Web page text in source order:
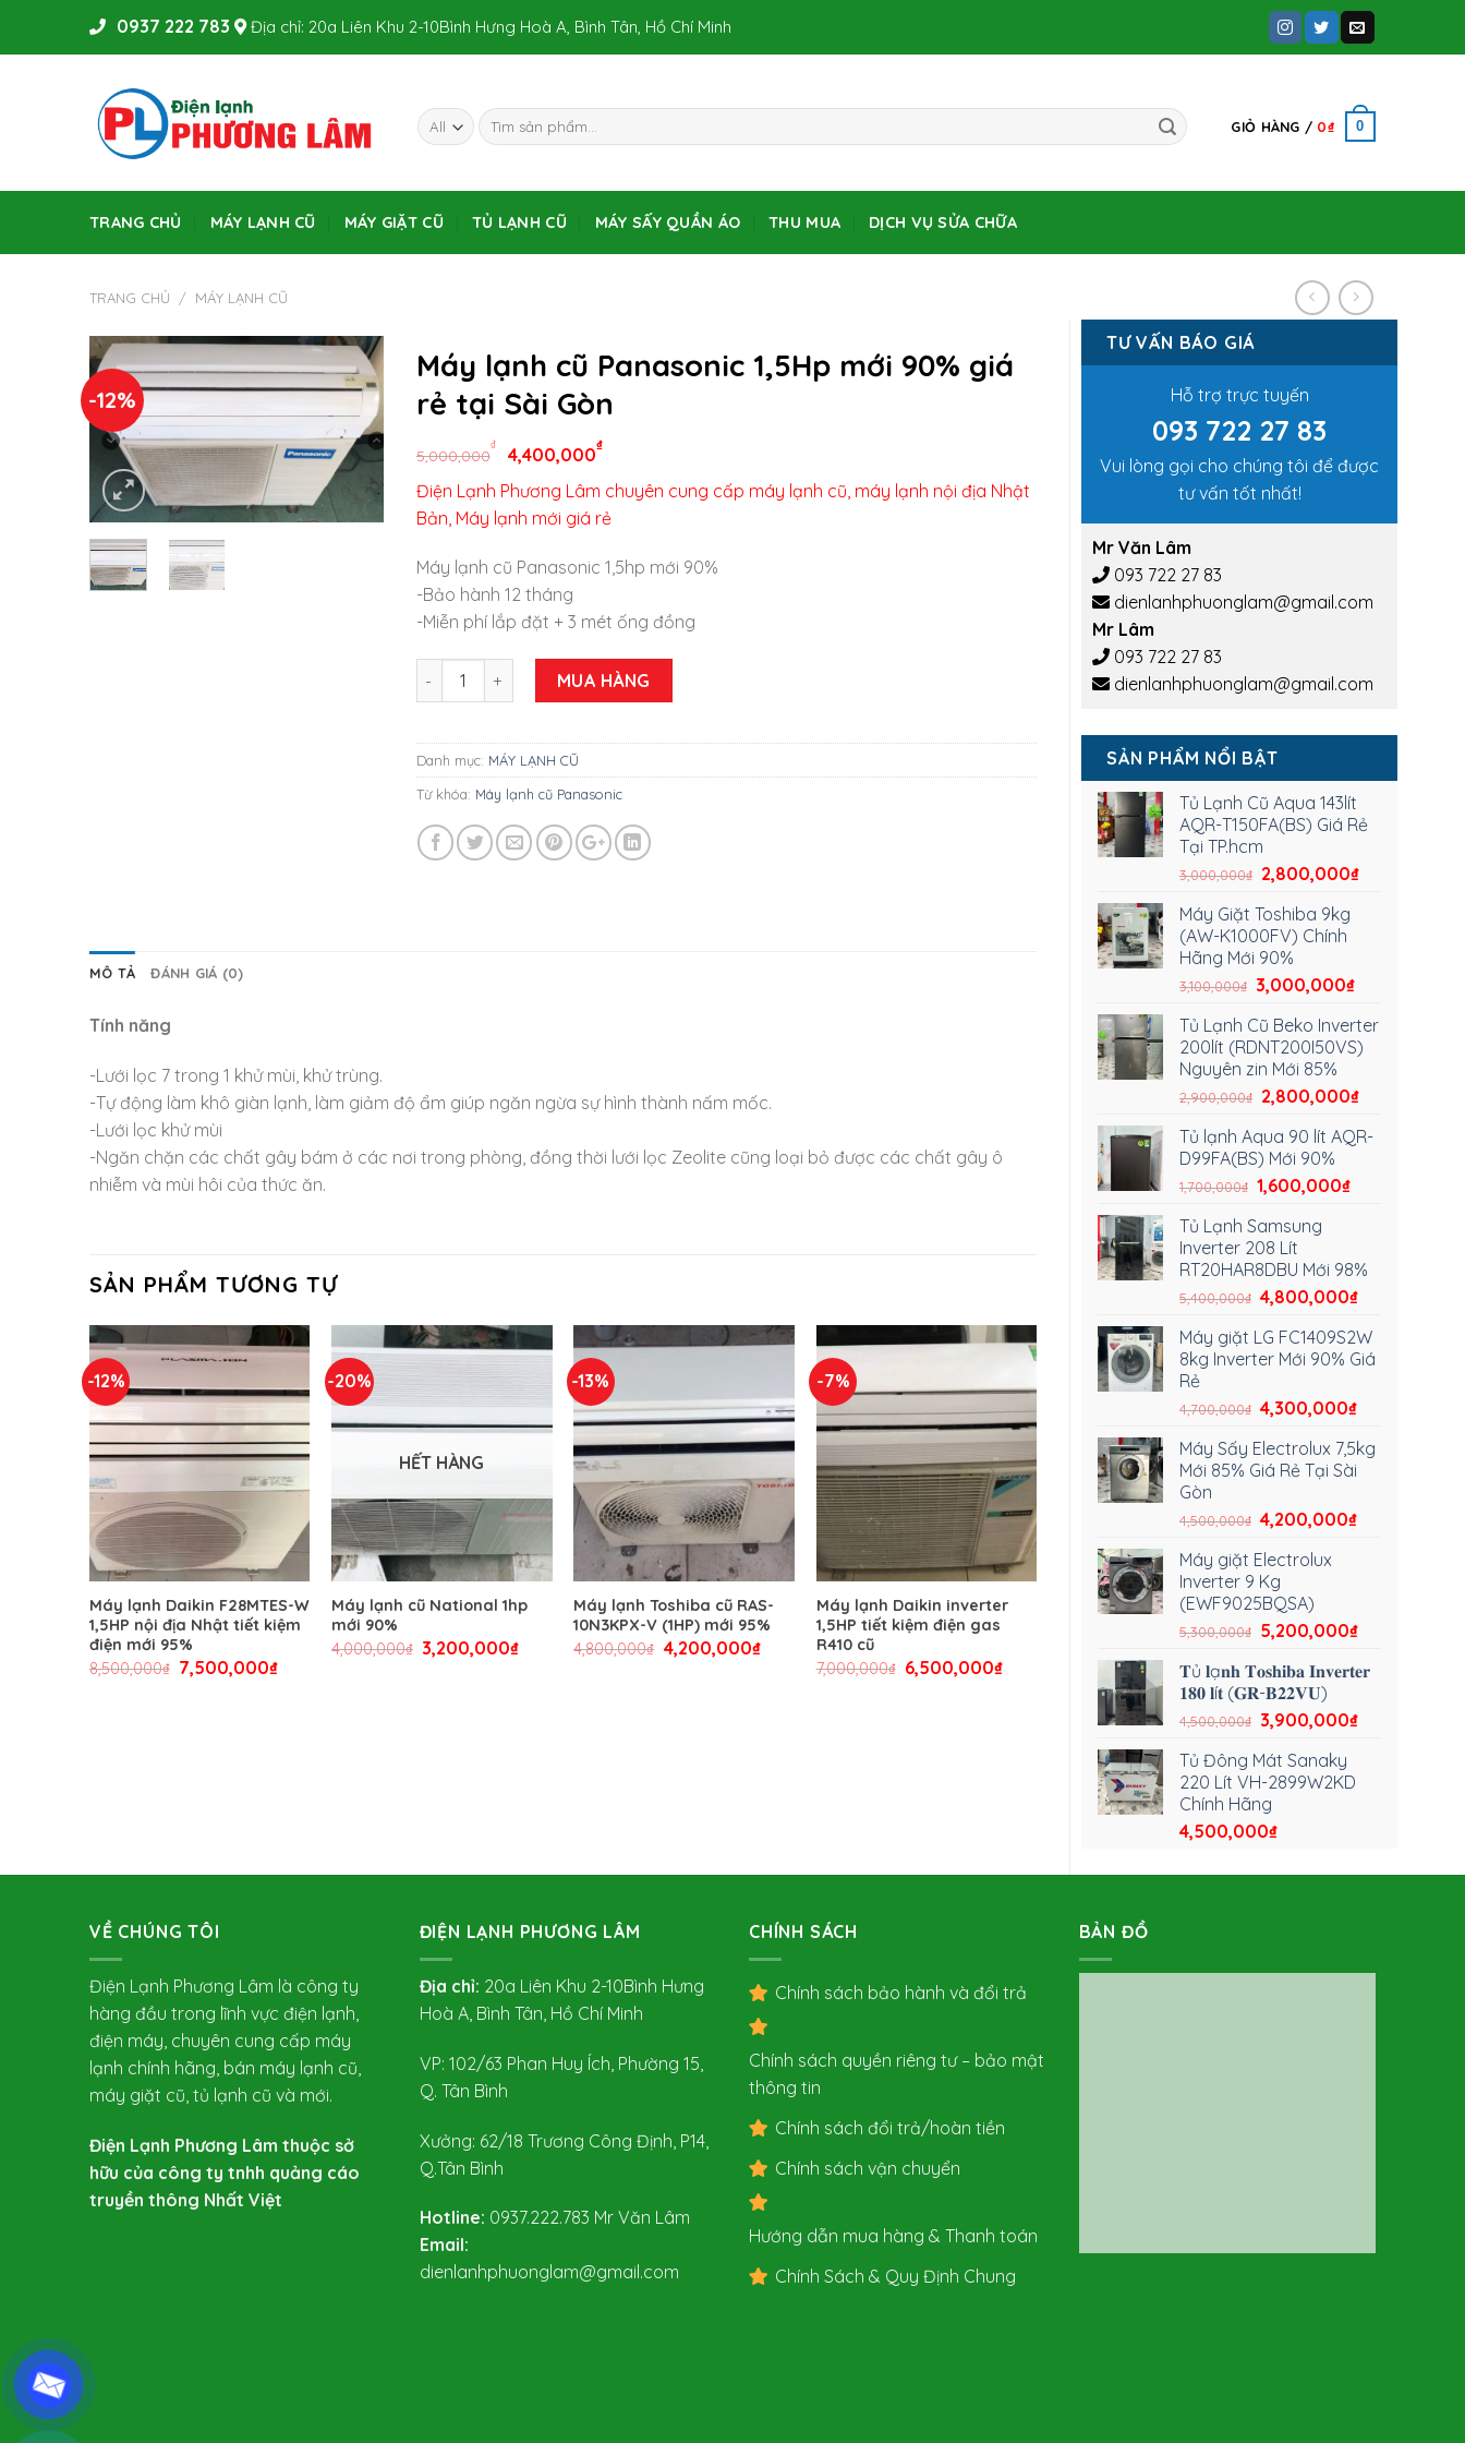
0937 222 783 Địa chỉ: 20a Liên Khu 2-10Bình Hưng Hoà A, Bình Tân, Hồ Chí Minh
GIỎ HÀNG / 0₫ 0
TRANG CHỦ MÁY LẠNH CŨ MÁY GIẶT CŨ TỦ LẠNH CŨ MÁY SẤY QUẦN ÁO THU MUA DỊCH VỤ SỬA CHỮA
TRANG CHỦ / MÁY LẠNH CŨ
TƯ VẤN BÁO GIÁ
Hỗ trợ trực tuyến
093 722 27 83
Vui lòng gọi cho chúng tôi để được
tư vấn tốt nhất!
Mr Văn Lâm
093 722 27 83
dienlanhphuonglam@gmail.com
Mr Lâm
093 722 27 83
dienlanhphuonglam@gmail.com
SẢN PHẨM NỔI BẬT
Tủ Lạnh Cũ Aqua 143lít
AQR-T150FA(BS) Giá Rẻ
Tại TP.hcm
3,000,000₫ 2,800,000₫
Máy Giặt Toshiba 9kg
(AW-K1000FV) Chính
Hãng Mới 90%
3,100,000₫ 3,000,000₫
Tủ Lạnh Cũ Beko Inverter
200lít (RDNT200I50VS)
Nguyên zin Mới 85%
2,900,000₫ 2,800,000₫
Tủ lạnh Aqua 90 lít AQR-
D99FA(BS) Mới 90%
1,700,000₫ 1,600,000₫
Tủ Lạnh Samsung
Inverter 208 Lít
RT20HAR8DBU Mới 98%
5,400,000₫ 4,800,000₫
Máy giặt LG FC1409S2W
8kg Inverter Mới 90% Giá
Rẻ
4,700,000₫ 4,300,000₫
Máy Sấy Electrolux 7,5kg
Mới 85% Giá Rẻ Tại Sài
Gòn
4,500,000₫ 4,200,000₫
Máy giặt Electrolux
Inverter 9 Kg
(EWF9025BQSA)
5,300,000₫ 5,200,000₫
𝐓ủ 𝐥ạ𝐧𝐡 𝐓𝐨𝐬𝐡𝐢𝐛𝐚 𝐈𝐧𝐯𝐞𝐫𝐭𝐞𝐫
𝟏𝟖𝟎 𝐥í𝐭 (𝐆𝐑-𝐁𝟐𝟐𝐕𝐔)
4,500,000₫ 3,900,000₫
Tủ Đông Mát Sanaky
220 Lít VH-2899W2KD
Chính Hãng
4,500,000₫
-12%
Máy lạnh cũ Panasonic 1,5Hp mới 90% giá
rẻ tại Sài Gòn
5,000,000
₫ 4,400,000₫
Điện Lạnh Phương Lâm chuyên cung cấp máy lạnh cũ, máy lạnh nội địa Nhật
Bản, Máy lạnh mới giá rẻ
Máy lạnh cũ Panasonic 1,5hp mới 90%
-Bảo hành 12 tháng
-Miễn phí lắp đặt + 3 mét ống đồng
Máy lạnh cũ Panasonic 1,5Hp mới 90% giá rẻ tại Sài Gòn số lượng
MUA HÀNG
Danh mục: MÁY LẠNH CŨ
Từ khóa: Máy lạnh cũ Panasonic
MÔ TẢ ĐÁNH GIÁ (0)
Tính năng
-Lưới lọc 7 trong 1 khử mùi, khử trùng.
-Tự động làm khô giàn lạnh, làm giảm độ ẩm giúp ngăn ngừa sự hình thành nấm mốc.
-Lưới lọc khử mùi
-Ngăn chặn các chất gây bám ở các nơi trong phòng, đồng thời lưới lọc Zeolite cũng loại bỏ được các chất gây ô
nhiễm và mùi hôi của thức ăn.
SẢN PHẨM TƯƠNG TỰ
-12%
Máy lạnh Daikin F28MTES-W
1,5HP nội địa Nhật tiết kiệm
điện mới 95%
8,500,000₫ 7,500,000₫
-20%
HẾT HÀNG
Máy lạnh cũ National 1hp
mới 90%
4,000,000₫ 3,200,000₫
-13%
Máy lạnh Toshiba cũ RAS-
10N3KPX-V (1HP) mới 95%
4,800,000₫ 4,200,000₫
-7%
Máy lạnh Daikin inverter
1,5HP tiết kiệm điện gas
R410 cũ
7,000,000₫ 6,500,000₫
VỀ CHÚNG TÔI
Điện Lạnh Phương Lâm là công ty
hàng đầu trong lĩnh vực điện lạnh,
điện máy, chuyên cung cấp máy
lạnh chính hãng, bán máy lạnh cũ,
máy giặt cũ, tủ lạnh cũ và mới.
Điện Lạnh Phương Lâm thuộc sở
hữu của công ty tnhh quảng cáo
truyền thông Nhất Việt
ĐIỆN LẠNH PHƯƠNG LÂM
Địa chỉ: 20a Liên Khu 2-10Bình Hưng
Hoà A, Bình Tân, Hồ Chí Minh
VP: 102/63 Phan Huy Ích, Phường 15,
Q. Tân Bình
Xưởng: 62/18 Trương Công Định, P14,
Q.Tân Bình
Hotline: 0937.222.783 Mr Văn Lâm
Email:
dienlanhphuonglam@gmail.com
CHÍNH SÁCH
Chính sách bảo hành và đổi trả
Chính sách quyền riêng tư – bảo mật
thông tin
Chính sách đổi trả/hoàn tiền
Chính sách vận chuyển
Hướng dẫn mua hàng & Thanh toán
Chính Sách & Quy Định Chung
BẢN ĐỒ